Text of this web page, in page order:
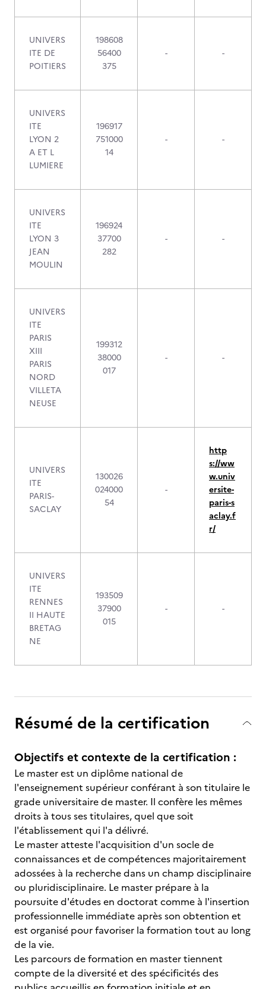
UNIVERS
ITE DE
POITIERS
198608
56400
375
- -
UNIVERS
ITE
LYON 2
A ET L
LUMIERE
196917
751000
14
- -
UNIVERS
ITE
LYON 3
JEAN
MOULIN
196924
37700
282
- -
UNIVERS
ITE
PARIS
XIII
PARIS
NORD
VILLETA
NEUSE
199312
38000
017
- -
UNIVERS
ITE
PARIS-
SACLAY
130026
024000
54
-
http
s://ww
w.univ
ersite-
paris-s
aclay.f
r/
UNIVERS
ITE
RENNES
II HAUTE
BRETAG
NE
193509
37900
015
- -
Résumé de la certification
Objectifs et contexte de la certification :
Le master est un diplôme national de
l'enseignement supérieur conférant à son titulaire le
grade universitaire de master. Il confère les mêmes
droits à tous ses titulaires, quel que soit
l'établissement qui l'a délivré.
Le master atteste l'acquisition d'un socle de
connaissances et de compétences majoritairement
adossées à la recherche dans un champ disciplinaire
ou pluridisciplinaire. Le master prépare à la
poursuite d'études en doctorat comme à l'insertion
professionnelle immédiate après son obtention et
est organisé pour favoriser la formation tout au long
de la vie.
Les parcours de formation en master tiennent
compte de la diversité et des spécificités des